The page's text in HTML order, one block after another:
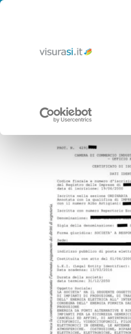
Home»Camera di